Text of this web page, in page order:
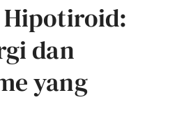
Hipotiroid:
dan
yang